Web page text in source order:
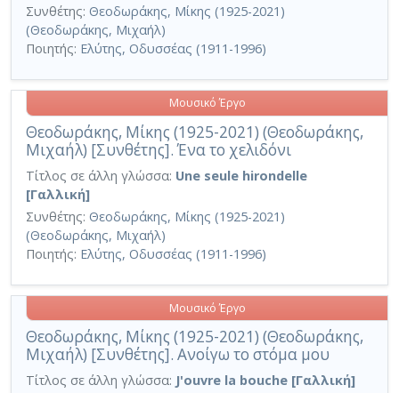
Συνθέτης: Θεοδωράκης, Μίκης (1925-2021)
(Θεοδωράκης, Μιχαήλ)
Ποιητής: Ελύτης, Οδυσσέας (1911-1996)
Θεοδωράκης, Μίκης (1925-2021) (Θεοδωράκης,
Μιχαήλ) [Συνθέτης]. Ένα το χελιδόνι
Μουσικό Έργο
Τίτλος σε άλλη γλώσσα: Une seule hirondelle
[Γαλλική]
Συνθέτης: Θεοδωράκης, Μίκης (1925-2021)
(Θεοδωράκης, Μιχαήλ)
Ποιητής: Ελύτης, Οδυσσέας (1911-1996)
Θεοδωράκης, Μίκης (1925-2021) (Θεοδωράκης,
Μιχαήλ) [Συνθέτης]. Ανοίγω το στόμα μου
Μουσικό Έργο
Τίτλος σε άλλη γλώσσα: J'ouvre la bouche [Γαλλική]